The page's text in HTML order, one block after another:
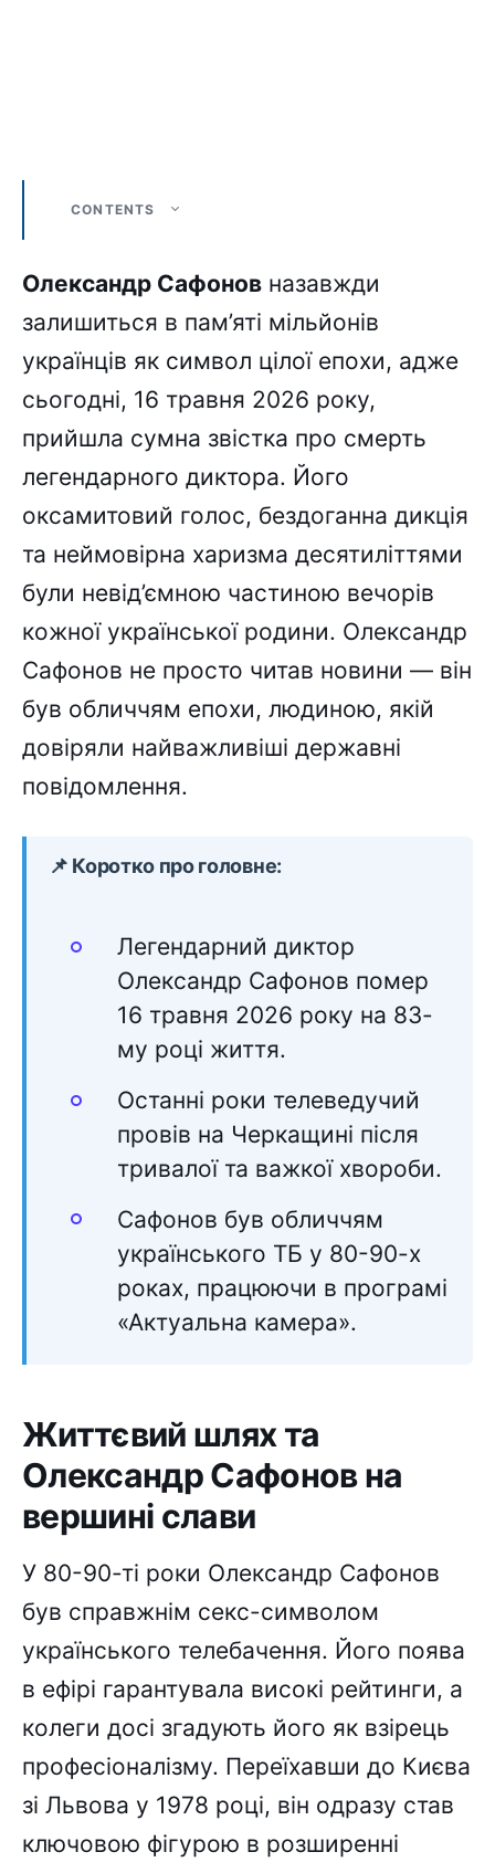
CONTENTS
Олександр Сафонов назавжди
залишиться в пам’яті мільйонів
українців як символ цілої епохи, адже
сьогодні, 16 травня 2026 року,
прийшла сумна звістка про смерть
легендарного диктора. Його
оксамитовий голос, бездоганна дикція
та неймовірна харизма десятиліттями
були невід’ємною частиною вечорів
кожної української родини. Олександр
Сафонов не просто читав новини — він
був обличчям епохи, людиною, якій
довіряли найважливіші державні
повідомлення.
📌 Коротко про головне:
Легендарний диктор
Олександр Сафонов помер
16 травня 2026 року на 83-
му році життя.
Останні роки телеведучий
провів на Черкащині після
тривалої та важкої хвороби.
Сафонов був обличчям
українського ТБ у 80-90-х
роках, працюючи в програмі
«Актуальна камера».
Життєвий шлях та
Олександр Сафонов на
вершині слави
У 80-90-ті роки Олександр Сафонов
був справжнім секс-символом
українського телебачення. Його поява
в ефірі гарантувала високі рейтинги, а
колеги досі згадують його як взірець
професіоналізму. Переїхавши до Києва
зі Львова у 1978 році, він одразу став
ключовою фігурою в розширенні